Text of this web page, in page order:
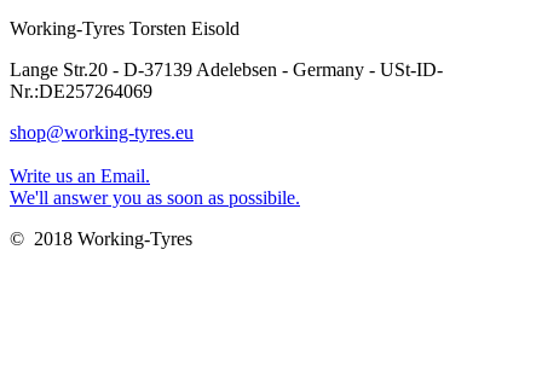
Working-Tyres Torsten Eisold
Lange Str.20 - D-37139 Adelebsen - Germany - USt-ID-
Nr.:DE257264069
shop@working-tyres.eu
Write us an Email.
We'll answer you as soon as possibile.
© 2018 Working-Tyres